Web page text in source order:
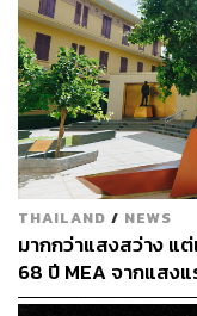
มองหาพื้นที่พัก
พักผ่อนท่ามกล
ระเบียงกว้างที่
เพื่อดึงธรรมช
เยียวยาร่างกา
สร้าง Work-
ทุกๆ วัน
THAILAND / NEWS
มากกว่าแสงสว่าง แ
68 ปี MEA จากแสง
เมือง ผ่าน MEA